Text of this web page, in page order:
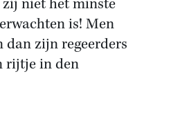
niet het minste
is! Men
zijn regeerders
rijtje in den